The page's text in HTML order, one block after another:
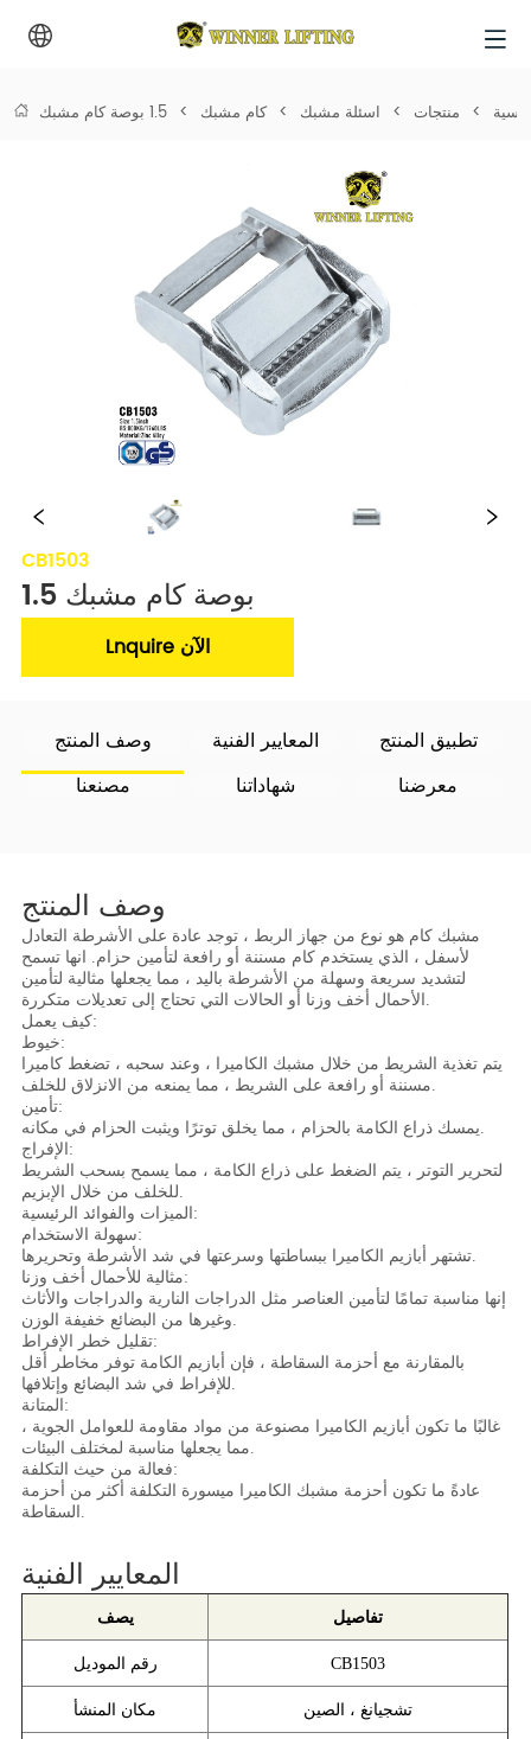
> منتجات > اسئلة مشبك > كام مشبك > 1.5 بوصة كام مشبك
CB1503
1.5 بوصة كام مشبك
Lnquire الآن
وصف المنتج المعايير الفنية
تطبيق المنتج
مصنعنا
شهاداتنا معرضنا
وصف المنتج
مشبك كام هو نوع من جهاز الربط ، توجد عادة على الأشرطة التعادل
لأسفل ، الذي يستخدم كام مسننة أو رافعة لتأمين حزام. انها تسمح
لتشديد سريعة وسهلة من الأشرطة باليد ، مما يجعلها مثالية لتأمين
الأحمال أخف وزنا أو الحالات التي تحتاج إلى تعديلات متكررة.
كيف يعمل:
خيوط:
يتم تغذية الشريط من خلال مشبك الكاميرا ، وعند سحبه ، تضغط كاميرا
مسننة أو رافعة على الشريط ، مما يمنعه من الانزلاق للخلف.
تأمين:
يمسك ذراع الكامة بالحزام ، مما يخلق توترًا ويثبت الحزام في مكانه.
الإفراج:
لتحرير التوتر ، يتم الضغط على ذراع الكامة ، مما يسمح بسحب الشريط
للخلف من خلال الإبزيم.
الميزات والفوائد الرئيسية:
سهولة الاستخدام:
تشتهر أبازيم الكاميرا ببساطتها وسرعتها في شد الأشرطة وتحريرها.
مثالية للأحمال أخف وزنا:
إنها مناسبة تمامًا لتأمين العناصر مثل الدراجات النارية والدراجات والأثاث
وغيرها من البضائع خفيفة الوزن.
تقليل خطر الإفراط:
بالمقارنة مع أحزمة السقاطة ، فإن أبازيم الكامة توفر مخاطر أقل
للإفراط في شد البضائع وإتلافها.
المتانة:
غالبًا ما تكون أبازيم الكاميرا مصنوعة من مواد مقاومة للعوامل الجوية ،
مما يجعلها مناسبة لمختلف البيئات.
فعالة من حيث التكلفة:
عادةً ما تكون أحزمة مشبك الكاميرا ميسورة التكلفة أكثر من أحزمة
السقاطة.
المعايير الفنية
يصف تفاصيل
رقم الموديل CB1503
مكان المنشأ تشجيانغ ، الصين